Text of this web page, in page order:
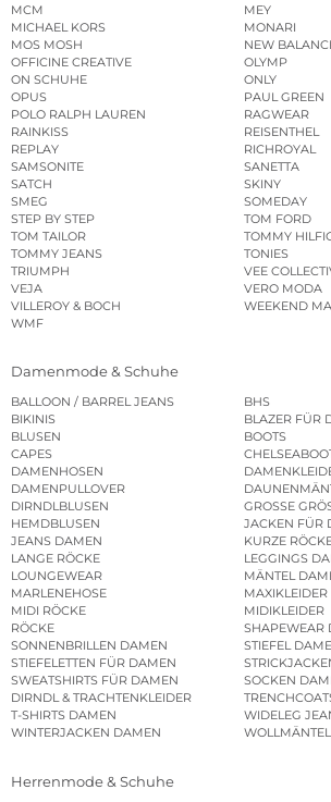
MCM
MEY
MICHAEL KORS
MONARI
MOS MOSH
NEW
OFFICINE CREATIVE
OLYMP
ON SCHUHE
ONLY
OPUS
PAUL GREEN
POLO RALPH LAUREN
RAGWEAR
RAINKISS
REISENTHEL
REPLAY
RICHROYAL
SAMSONITE
SANETTA
SATCH
SKINY
SMEG
SOMEDAY
STEP BY STEP
TOM FORD
TOM TAILOR
TOMMY
TOMMY JEANS
TONIES
TRIUMPH
VEE
VEJA
VERO MODA
VILLEROY & BOCH
WEEKEND
WMF
Damenmode & Schuhe
BALLOON / BARREL JEANS
BHS
BIKINIS
BLAZER FÜR
BLUSEN
BOOTS
CAPES
DAMENHOSEN
DAMENPULLOVER
DIRNDLBLUSEN
GROSSE
HEMDBLUSEN
JACKEN FÜR
JEANS DAMEN
KURZE
LANGE RÖCKE
LEGGINGS
LOUNGEWEAR
MÄNTEL
MARLENEHOSE
MAXIKLEIDER
MIDI RÖCKE
MIDIKLEIDER
RÖCKE
SHAPEWEAR
SONNENBRILLEN DAMEN
STIEFEL
STIEFELETTEN FÜR DAMEN
SWEATSHIRTS FÜR DAMEN
SOCKEN
DIRNDL & TRACHTENKLEIDER
T-SHIRTS DAMEN
WIDELEG
WINTERJACKEN DAMEN
Herrenmode & Schuhe